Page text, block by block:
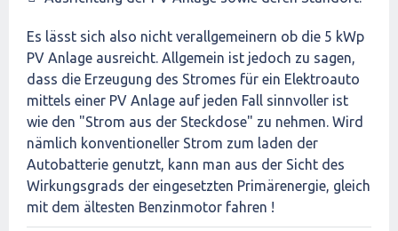
Es lässt sich also nicht verallgemeinern ob die 5 kWp
PV Anlage ausreicht. Allgemein ist jedoch zu sagen,
dass die Erzeugung des Stromes für ein Elektroauto
mittels einer PV Anlage auf jeden Fall sinnvoller ist
wie den "Strom aus der Steckdose" zu nehmen. Wird
nämlich konventioneller Strom zum laden der
Autobatterie genutzt, kann man aus der Sicht des
Wirkungsgrads der eingesetzten Primärenergie, gleich
mit dem ältesten Benzinmotor fahren !